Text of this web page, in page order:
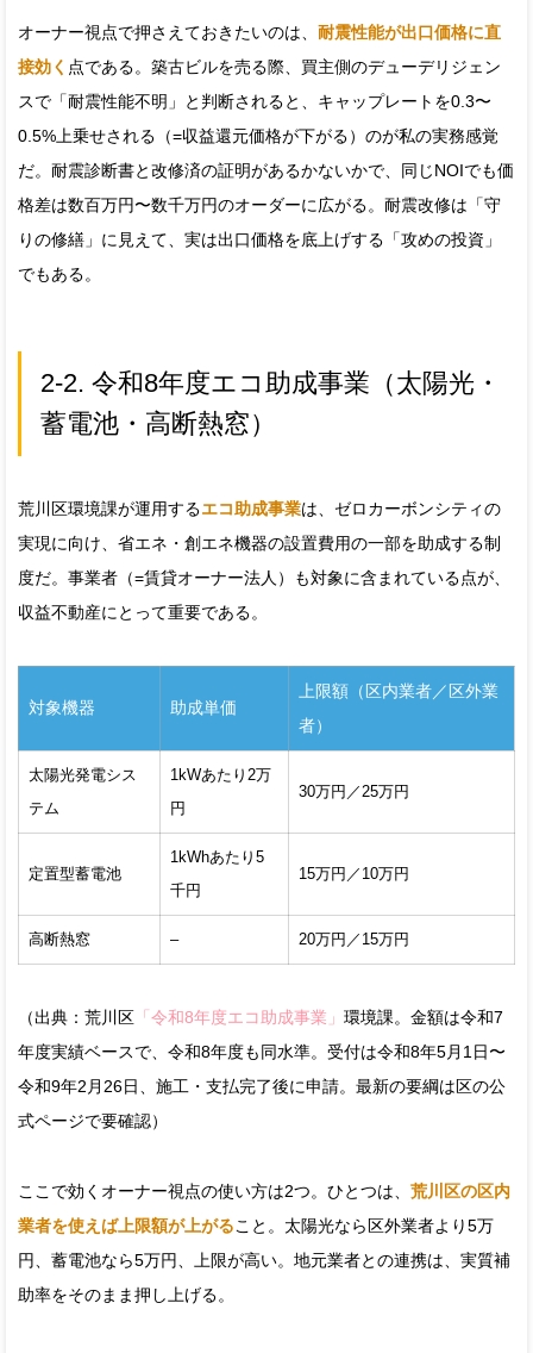
オーナー視点で押さえておきたいのは、 耐震性能が出口価格に直
接効く 点である。築古ビルを売る際、買主側のデューデリジェン
スで「耐震性能不明」と判断されると、キャップレートを0.3〜
0.5%上乗せされる（=収益還元価格が下がる）のが私の実務感覚
だ。耐震診断書と改修済の証明があるかないかで、同じNOIでも価
格差は数百万円〜数千万円のオーダーに広がる。耐震改修は「守
りの修繕」に見えて、実は出口価格を底上げする「攻めの投資」
でもある。
2-2. 令和8年度エコ助成事業（太陽光・
蓄電池・高断熱窓）
荒川区環境課が運用するエコ助成事業は、ゼロカーボンシティの
実現に向け、省エネ・創エネ機器の設置費用の一部を助成する制
度だ。事業者（=賃貸オーナー法人）も対象に含まれている点が、
収益不動産にとって重要である。
対象機器 助成単価
上限額（区内業者／区外業
者）
太陽光発電シス
テム
1kWあたり2万
円
30万円／25万円
定置型蓄電池
1kWhあたり5
千円
15万円／10万円
高断熱窓 – 20万円／15万円
（出典：荒川区 「令和8年度エコ助成事業」 環境課。金額は令和7
年度実績ベースで、令和8年度も同水準。受付は令和8年5月1日〜
令和9年2月26日、施工・支払完了後に申請。最新の要綱は区の公
式ページで要確認）
ここで効くオーナー視点の使い方は2つ。ひとつは、 荒川区の区内
業者を使えば上限額が上がること。太陽光なら区外業者より5万
円、蓄電池なら5万円、上限が高い。地元業者との連携は、実質補
助率をそのまま押し上げる。